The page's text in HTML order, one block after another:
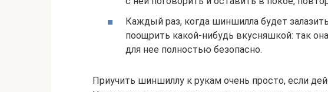
Каждый раз, когда шиншилла будет
поощрить какой-нибудь вкусняшкой: так
для нее полностью безопасно.
Приучить шиншиллу к рукам очень просто, если